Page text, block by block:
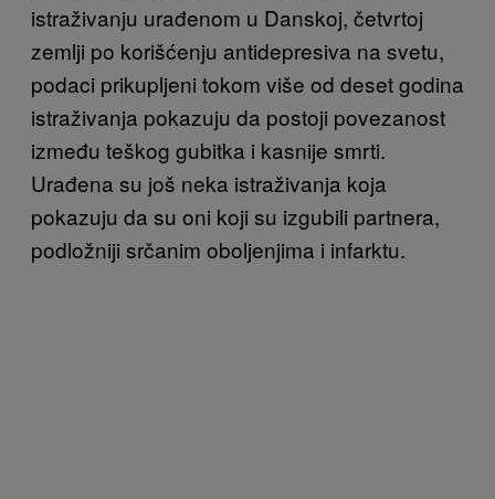
istraživanju urađenom u Danskoj, četvrtoj
zemlji po korišćenju antidepresiva na svetu,
podaci prikupljeni tokom više od deset godina
istraživanja pokazuju da postoji povezanost
između teškog gubitka i kasnije smrti.
Urađena su još neka istraživanja koja
pokazuju da su oni koji su izgubili partnera,
podložniji srčanim oboljenjima i infarktu.